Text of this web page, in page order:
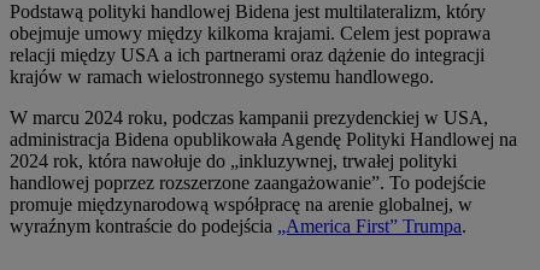
Podstawą polityki handlowej Bidena jest multilateralizm, który
obejmuje umowy między kilkoma krajami. Celem jest poprawa
relacji między USA a ich partnerami oraz dążenie do integracji
krajów w ramach wielostronnego systemu handlowego.
W marcu 2024 roku, podczas kampanii prezydenckiej w USA,
administracja Bidena opublikowała Agendę Polityki Handlowej na
2024 rok, która nawołuje do „inkluzywnej, trwałej polityki
handlowej poprzez rozszerzone zaangażowanie”. To podejście
promuje międzynarodową współpracę na arenie globalnej, w
wyraźnym kontraście do podejścia „America First” Trumpa.